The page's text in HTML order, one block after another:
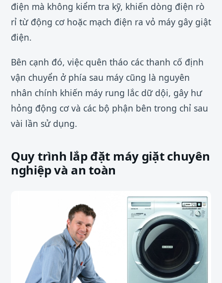
điện mà không kiểm tra kỹ, khiến dòng điện rò
rỉ từ động cơ hoặc mạch điện ra vỏ máy gây giật
điện.
Bên cạnh đó, việc quên tháo các thanh cố định
vận chuyển ở phía sau máy cũng là nguyên
nhân chính khiến máy rung lắc dữ dội, gây hư
hỏng động cơ và các bộ phận bên trong chỉ sau
vài lần sử dụng.
Quy trình lắp đặt máy giặt chuyên
nghiệp và an toàn